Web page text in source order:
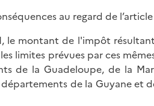
au regard de
le montant de l'impôt
limites prévues par ces
de la Guadeloupe, de la
de la Guyane et